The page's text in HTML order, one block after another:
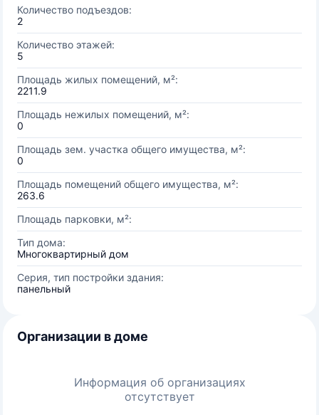
Количество подъездов:
2
Количество этажей:
5
Площадь жилых помещений, м²:
2211.9
Площадь нежилых помещений, м²:
0
Площадь зем. участка общего имущества, м²:
0
Площадь помещений общего имущества, м²:
263.6
Площадь парковки, м²:
Тип дома:
Многоквартирный дом
Серия, тип постройки здания:
панельный
Организации в доме
Информация об организациях
отсутствует